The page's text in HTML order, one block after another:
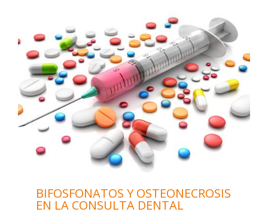
BIFOSFONATOS Y OSTEONECROSIS
EN LA CONSULTA DENTAL